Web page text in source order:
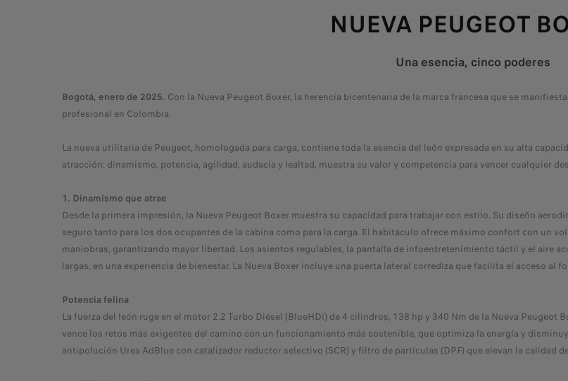
NUEVA PEUGEOT
Una esencia, cinco poderes
Bogotá, enero de 2025. Con la Nueva Peugeot Boxer, la herencia bicentenaria de la marca francesa que se
profesional en Colombia.
La nueva utilitaria de Peugeot, homologada para carga, contiene toda la esencia del león expresada en su alta
atracción: dinamismo, potencia, agilidad, audacia y lealtad, muestra su valor y competencia para vencer cualquier
1. Dinamismo que atrae
Desde la primera impresión, la Nueva Peugeot Boxer muestra su capacidad para trabajar con estilo. Su diseño
seguro tanto para los dos ocupantes de la cabina como para la carga. El habitáculo ofrece máximo confort con un
maniobras, garantizando mayor libertad. Los asientos regulables, la pantalla de infoentretenimiento táctil y el aire
largas, en una experiencia de bienestar. La Nueva Boxer incluye una puerta lateral corrediza que facilita el acceso al
Potencia felina
La fuerza del león ruge en el motor 2.2 Turbo Diésel (BlueHDi) de 4 cilindros, 138 hp y 340 Nm de la Nueva Peugeot
vence los retos más exigentes del camino con un funcionamiento más sostenible, que optimiza la energía y
antipolución Urea AdBlue con catalizador reductor selectivo (SCR) y filtro de partículas (DPF) que elevan la calidad